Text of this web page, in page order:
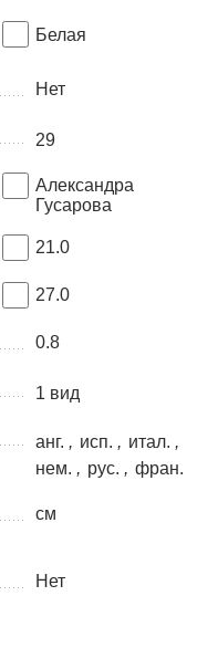
Белая
Нет
29
Александра
Гусарова
21.0
27.0
0.8
1 вид
анг. , исп. , итал. ,
нем. , рус. , фран.
см
Нет